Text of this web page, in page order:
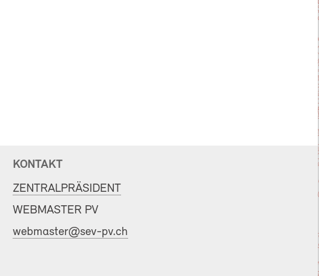
KONTAKT
ZENTRALPRÄSIDENT
WEBMASTER PV
webmaster@sev-pv.ch